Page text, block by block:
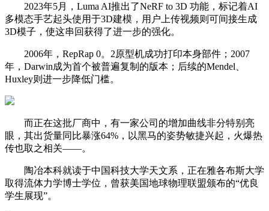
2023年5月，Luma AI推出了NeRF to 3D 功能，标记着AI
多模态手艺起头使用于3D建模，用户上传视频则可间接生成
3D模子，使这串回获得了进一步的强化。
2006年，RepRap 0。2原型机成功打印本身部件；2007
年，Darwin成为首个被普遍复制的版本；后续的Mendel、
Huxley则进一步降低门槛。
而正在这批厂商中，有一家公司的增加曲线非分特别亮
眼，其出货量同比暴涨64%，以黑马的姿势敏捷兴起，火爆热
传也取之相关——。
陶冶本科就读于中国科技大学天文系，正在雅各布斯大学
取得流体力学博士学位，曾获美国地球物理联盟颁布的“优良
学生展现”。